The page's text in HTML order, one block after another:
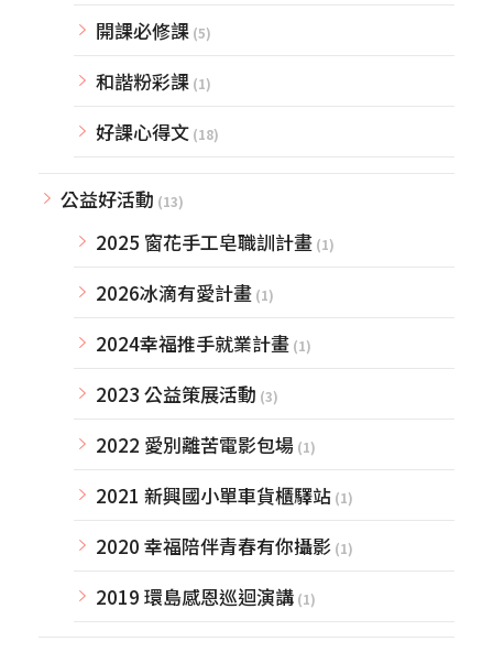
開課必修課 (5)
和諧粉彩課 (1)
好課心得文 (18)
公益好活動 (13)
2025 窗花手工皂職訓計畫 (1)
2026冰滴有愛計畫 (1)
2024幸福推手就業計畫 (1)
2023 公益策展活動 (3)
2022 愛別離苦電影包場 (1)
2021 新興國小單車貨櫃驛站 (1)
2020 幸福陪伴青春有你攝影 (1)
2019 環島感恩巡迴演講 (1)